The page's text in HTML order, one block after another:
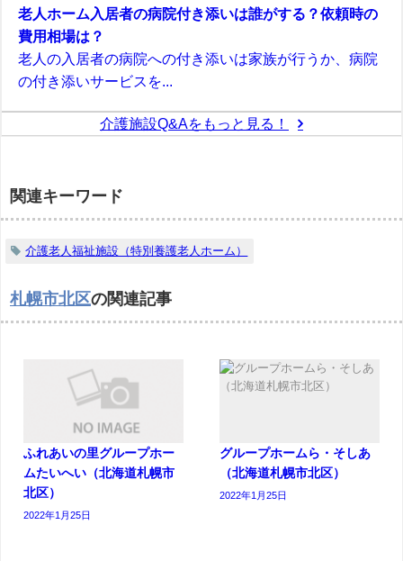
老人ホーム入居者の病院付き添いは誰がする？依頼時の
費用相場は？
老人の入居者の病院への付き添いは家族が行うか、病院
の付き添いサービスを...
介護施設Q&Aをもっと見る！
関連キーワード
介護老人福祉施設（特別養護老人ホーム）
札幌市北区の関連記事
ふれあいの里グループホー
ムたいへい（北海道札幌市
北区）
2022年1月25日
グループホームら・そしあ
（北海道札幌市北区）
2022年1月25日